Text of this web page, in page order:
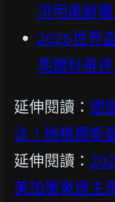
洪明甫辭
2026世界
馬爾科蒂
延伸閱讀： 德
汰！納格爾斯
延伸閱讀：
美加墨東道主